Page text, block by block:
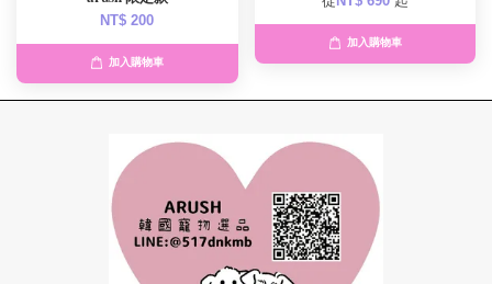
NT$ 200
加入購物車
加入購物車